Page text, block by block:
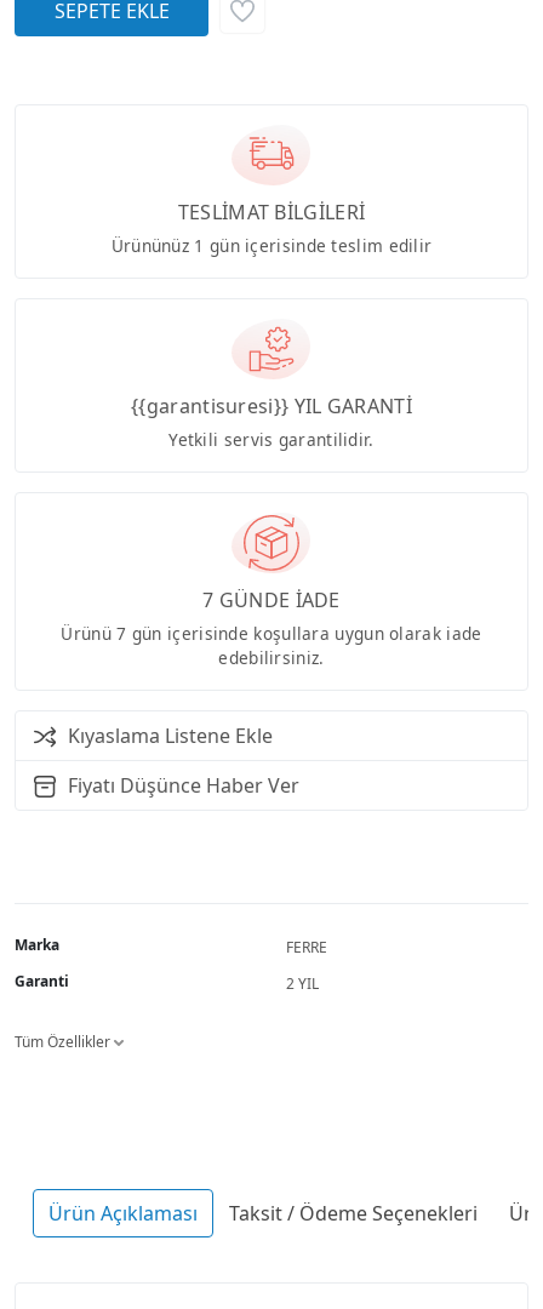
TESLİMAT BİLGİLERİ
Ürününüz 1 gün içerisinde teslim edilir
{{garantisuresi}} YIL GARANTİ
Yetkili servis garantilidir.
7 GÜNDE İADE
Ürünü 7 gün içerisinde koşullara uygun olarak iade
edebilirsiniz.
Kıyaslama Listene Ekle
Fiyatı Düşünce Haber Ver
Marka
FERRE
Garanti
2 YIL
Tüm Özellikler
Ürün Açıklaması Taksit / Ödeme Seçenekleri